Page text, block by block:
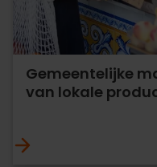
Gemeentelijke
van lokale